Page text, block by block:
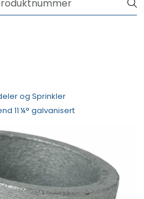
Festemidler
og Sprinkler
11 ¼° galvanisert